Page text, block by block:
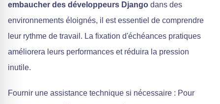
embaucher des développeurs Django dans des
environnements éloignés, il est essentiel de comprendre
leur rythme de travail. La fixation d'échéances pratiques
améliorera leurs performances et réduira la pression
inutile.
Fournir une assistance technique si nécessaire : Pour